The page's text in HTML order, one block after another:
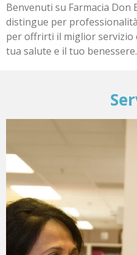
Benvenuti su Farmacia Don
distingue per
per offrirti il miglior
tua salute e il tuo benessere.